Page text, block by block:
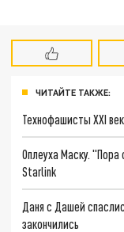
ЧИТАЙТЕ ТАКЖЕ:
Технофашисты XXI
Оплеуха Маску. "Пора
Starlink
Даня с Дашей
закончились